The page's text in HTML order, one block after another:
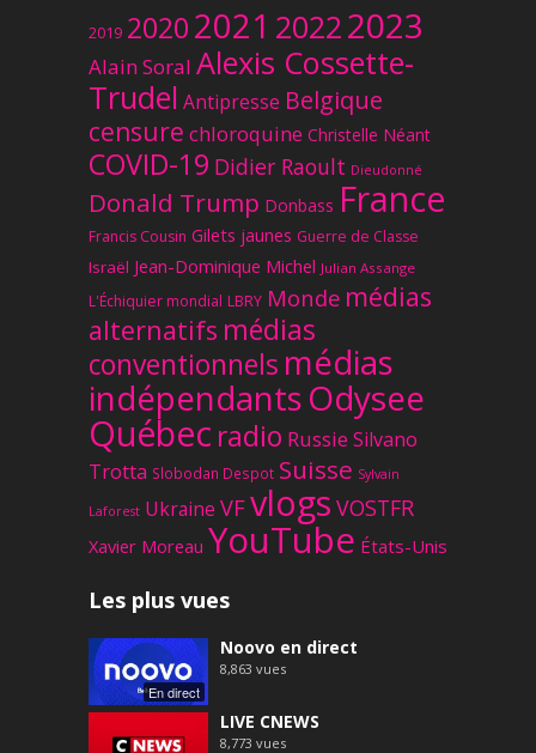
2019 20202021 20222023
Alain Soral Alexis Cossette-
Trudel Antipresse Belgique
censure chloroquine Christelle Néant
COVID-19 Didier Raoult Dieudonné
Donald Trump Donbass France
Francis Cousin Gilets jaunes Guerre de Classe
Israël Jean-Dominique Michel Julian Assange
L'Échiquier mondial LBRY Monde médias
alternatifs médias
conventionnels médias
indépendantsOdysee
Québec radio Russie Silvano
Trotta Slobodan Despot Suisse Sylvain
Laforest Ukraine VFvlogs VOSTFR
Xavier Moreau YouTube États-Unis
Les plus vues
En direct
Noovo en direct
8,863 vues
LIVE CNEWS
8,773 vues